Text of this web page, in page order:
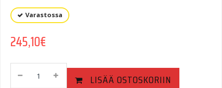
Varastossa
245,10€
TIRE,FR,130/60B19
LISÄÄ OSTOSKORIIN